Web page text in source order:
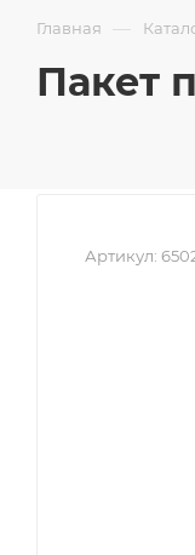
Главная —
Пакет
Артикул: